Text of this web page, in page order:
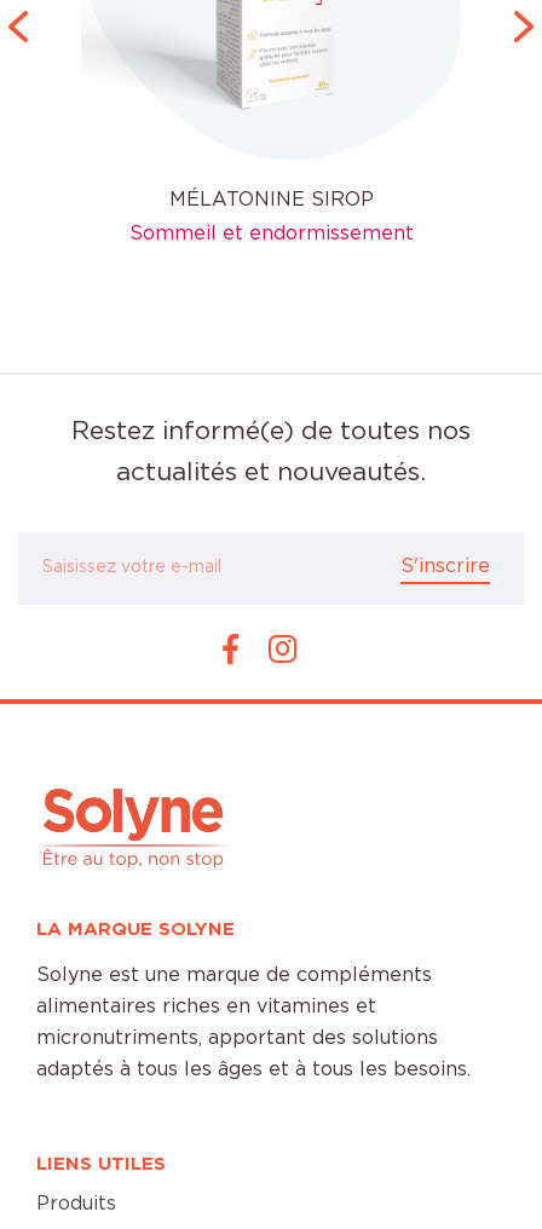
MÉLATONINE SIROP
Sommeil et endormissement
Restez informé(e) de toutes nos
actualités et nouveautés.
S'inscrire
LA MARQUE SOLYNE
Solyne est une marque de compléments
alimentaires riches en vitamines et
micronutriments, apportant des solutions
adaptés à tous les âges et à tous les besoins.
LIENS UTILES
Produits